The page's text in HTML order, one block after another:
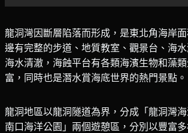
龍洞灣因斷層陷落而形成，是東北角海岸
邊有完整的步道、地質教室、觀景台、海
海水清澈，海蝕平台有各類海濱生物和藻
富，同時也是潛水賞海底世界的熱門景點。
龍洞地區以龍洞隧道為界，分成「龍洞灣
南口海洋公園」兩個遊憩區，分別以豐富